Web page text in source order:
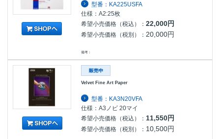
型番：KA225USFA
仕様：A2:25枚
希望小売価格（税込）： 22,000円
希望小売価格（税別）： 20,000円
備考：
Velvet Fine Art Paper
型番：KA3N20VFA
仕様：A3ノビ 20マイ
希望小売価格（税込）： 11,550円
希望小売価格（税別）： 10,500円